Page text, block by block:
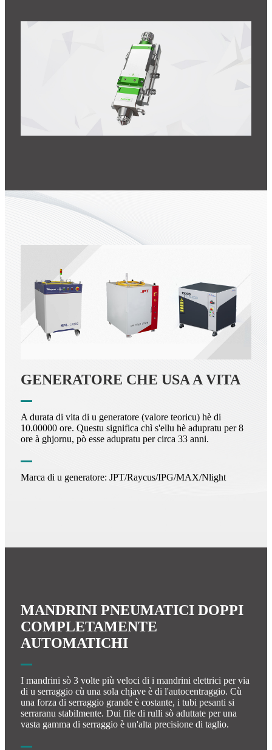
GENERATORE CHE USA A VITA
A durata di vita di u generatore (valore teoricu) hè di
10.00000 ore. Questu significa chì s'ellu hè adupratu per 8
ore à ghjornu, pò esse adupratu per circa 33 anni.
Marca di u generatore: JPT/Raycus/IPG/MAX/Nlight
MANDRINI PNEUMATICI DOPPI
COMPLETAMENTE
AUTOMATICHI
I mandrini sò 3 volte più veloci di i mandrini elettrici per via
di u serraggio cù una sola chjave è di l'autocentraggio. Cù
una forza di serraggio grande è costante, i tubi pesanti si
serraranu stabilmente. Dui file di rulli sò aduttate per una
vasta gamma di serraggio è un'alta precisione di taglio.